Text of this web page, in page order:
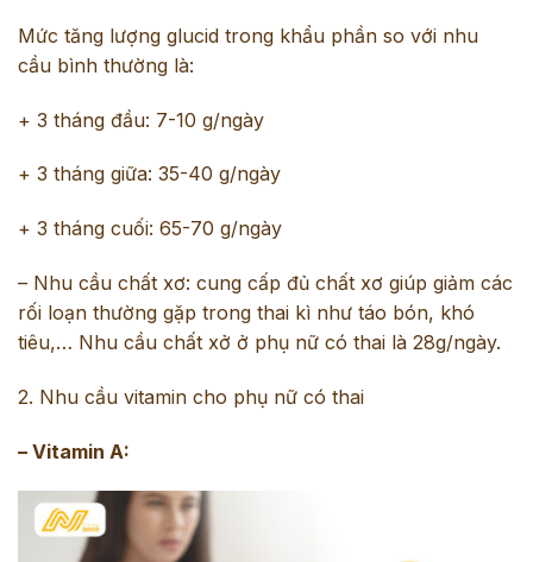
Mức tăng lượng glucid trong khẩu phần so với nhu
cầu bình thường là:
+ 3 tháng đầu: 7-10 g/ngày
+ 3 tháng giữa: 35-40 g/ngày
+ 3 tháng cuối: 65-70 g/ngày
– Nhu cầu chất xơ: cung cấp đủ chất xơ giúp giảm các
rối loạn thường gặp trong thai kì như táo bón, khó
tiêu,… Nhu cầu chất xở ở phụ nữ có thai là 28g/ngày.
2. Nhu cầu vitamin cho phụ nữ có thai
– Vitamin A: